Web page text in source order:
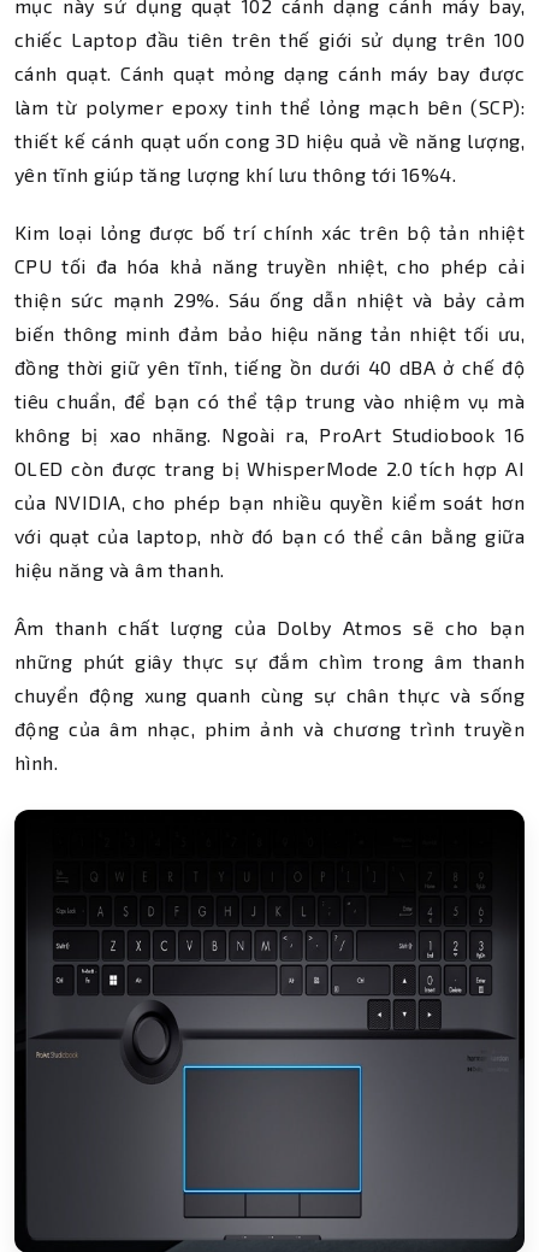
mục này sử dụng quạt 102 cánh dạng cánh máy bay,
chiếc Laptop đầu tiên trên thế giới sử dụng trên 100
cánh quạt. Cánh quạt mỏng dạng cánh máy bay được
làm từ polymer epoxy tinh thể lỏng mạch bên (SCP):
thiết kế cánh quạt uốn cong 3D hiệu quả về năng lượng,
yên tĩnh giúp tăng lượng khí lưu thông tới 16%4.
Kim loại lỏng được bố trí chính xác trên bộ tản nhiệt
CPU tối đa hóa khả năng truyền nhiệt, cho phép cải
thiện sức mạnh 29%. Sáu ống dẫn nhiệt và bảy cảm
biến thông minh đảm bảo hiệu năng tản nhiệt tối ưu,
đồng thời giữ yên tĩnh, tiếng ồn dưới 40 dBA ở chế độ
tiêu chuẩn, để bạn có thể tập trung vào nhiệm vụ mà
không bị xao nhãng. Ngoài ra, ProArt Studiobook 16
OLED còn được trang bị WhisperMode 2.0 tích hợp AI
của NVIDIA, cho phép bạn nhiều quyền kiểm soát hơn
với quạt của laptop, nhờ đó bạn có thể cân bằng giữa
hiệu năng và âm thanh.
Âm thanh chất lượng của Dolby Atmos sẽ cho bạn
những phút giây thực sự đắm chìm trong âm thanh
chuyển động xung quanh cùng sự chân thực và sống
động của âm nhạc, phim ảnh và chương trình truyền
hình.